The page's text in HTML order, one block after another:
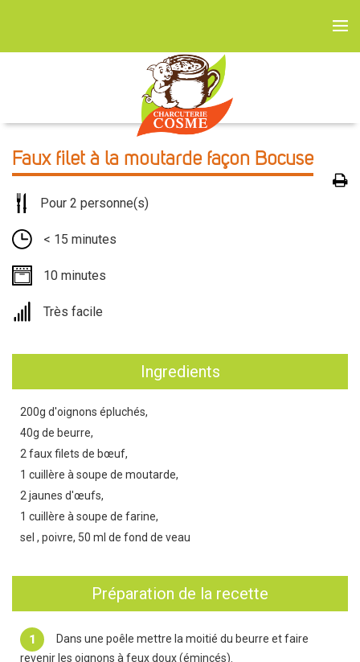
Faux filet à la moutarde façon Bocuse
Pour 2 personne(s)
< 15 minutes
10 minutes
Très facile
Ingredients
200g d'oignons épluchés,
40g de beurre,
2 faux filets de bœuf,
1 cuillère à soupe de moutarde,
2 jaunes d'œufs,
1 cuillère à soupe de farine,
sel , poivre, 50 ml de fond de veau
Préparation de la recette
Dans une poêle mettre la moitié du beurre et faire
revenir les oignons à feux doux (émincés).